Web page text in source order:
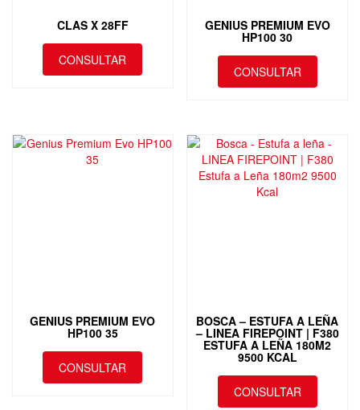
CLAS X 28FF
CONSULTAR
GENIUS PREMIUM EVO
HP100 30
CONSULTAR
GENIUS PREMIUM EVO
HP100 35
CONSULTAR
BOSCA – ESTUFA A LEÑA
– LINEA FIREPOINT | F380
ESTUFA A LEÑA 180M2
9500 KCAL
CONSULTAR